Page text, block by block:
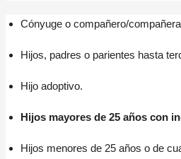
Cónyuge o compañero/
Hijos, padres o parientes hasta
Hijo adoptivo.
Hijos mayores de 25 años con
Hijos menores de 25 años o de